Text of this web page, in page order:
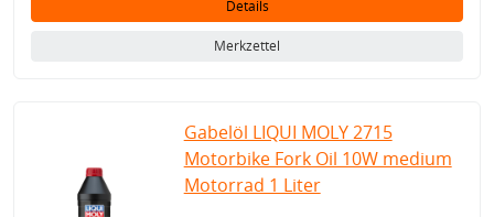
Details
Merkzettel
Gabelöl LIQUI MOLY 2715
Motorbike Fork Oil 10W medium
Motorrad 1 Liter